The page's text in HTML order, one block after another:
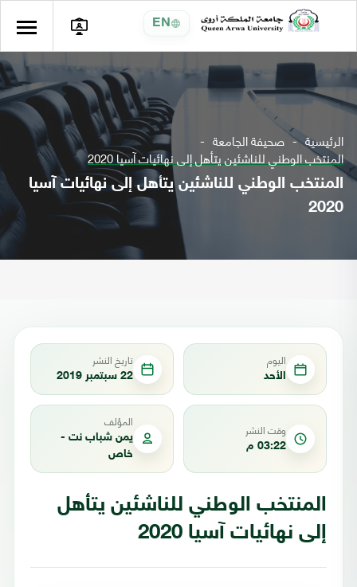
EN
الرئيسية صحيفة الجامعة
المنتخب الوطني للناشئين يتأهل إلى نهائيات آسيا 2020
المنتخب الوطني للناشئين يتأهل إلى نهائيات آسيا
2020
اليوم
الأحد
تاريخ النشر
22 سبتمبر 2019
وقت النشر
03:22 م
المؤلف
يمن شباب نت -
خاص
المنتخب الوطني للناشئين يتأهل
إلى نهائيات آسيا 2020